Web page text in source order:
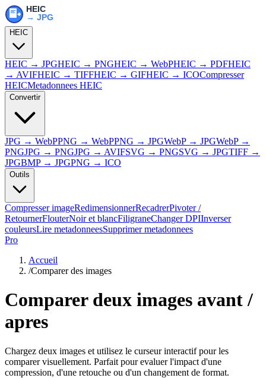
HEIC
HEIC → JPGHEIC → PNGHEIC → WebPHEIC → PDFHEIC
→ AVIFHEIC → TIFFHEIC → GIFHEIC → ICOCompresser
HEICMetadonnees HEIC
Convertir
JPG → WebPPNG → WebPPNG → JPGWebP → JPGWebP →
PNGJPG → PNGJPG → AVIFSVG → PNGSVG → JPGTIFF →
JPGBMP → JPGPNG → ICO
Outils
Compresser imageRedimensionnerRecadrerPivoter /
RetournerFlouterNoir et blancFiligraneChanger DPIInverser
couleursLire metadonneesSupprimer metadonnees
Pro
Accueil
/Comparer des images
Comparer deux images avant /
apres
Chargez deux images et utilisez le curseur interactif pour les
comparer visuellement. Parfait pour evaluer l'impact d'une
compression, d'une retouche ou d'un changement de format.